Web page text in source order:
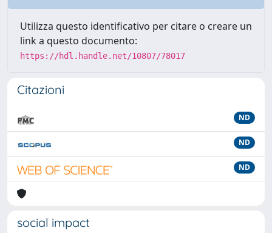
Utilizza questo identificativo per citare o creare un
link a questo documento:
https://hdl.handle.net/10807/78017
Citazioni
ND
ND
ND
social impact